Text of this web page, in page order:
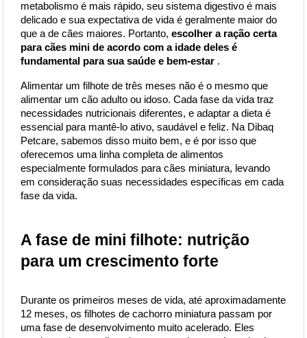
metabolismo é mais rápido, seu sistema digestivo é mais
delicado e sua expectativa de vida é geralmente maior do
que a de cães maiores. Portanto, escolher a ração certa
para cães mini de acordo com a idade deles é
fundamental para sua saúde e bem-estar .
Alimentar um filhote de três meses não é o mesmo que
alimentar um cão adulto ou idoso. Cada fase da vida traz
necessidades nutricionais diferentes, e adaptar a dieta é
essencial para mantê-lo ativo, saudável e feliz. Na Dibaq
Petcare, sabemos disso muito bem, e é por isso que
oferecemos uma linha completa de alimentos
especialmente formulados para cães miniatura, levando
em consideração suas necessidades específicas em cada
fase da vida.
A fase de mini filhote: nutrição
para um crescimento forte
Durante os primeiros meses de vida, até aproximadamente
12 meses, os filhotes de cachorro miniatura passam por
uma fase de desenvolvimento muito acelerado. Eles